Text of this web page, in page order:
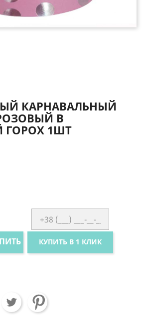
КАРНАВАЛЬНЫЙ
В
ГОРОХ 1ШТ
КУПИТЬ В 1 КЛИК